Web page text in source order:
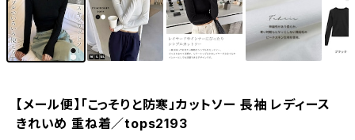
【メール便】「こっそりと防寒」カットソー 長袖 レディース
きれいめ 重ね着／tops2193